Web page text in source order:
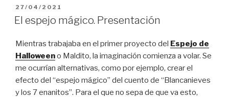
PUBLICADO
EL
27/04/2021
El espejo mágico. Presentación
Mientras trabajaba en el primer proyecto del Espejo de
Halloweeno Maldito, la imaginación comienza a volar. Se
me ocurrían alternativas, como por ejemplo, crear el
efecto del “espejo mágico” del cuento de “Blancanieves
y los 7 enanitos”. Para el que no sepa de que va esto,